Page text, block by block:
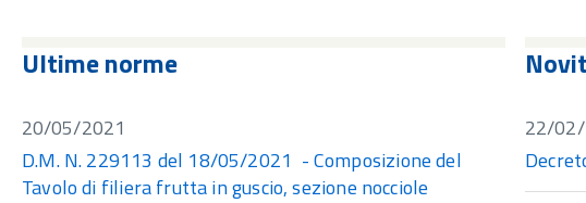
Ultime norme
20/05/2021
D.M. N. 229113 del 18/05/2021 - Composizione del
Tavolo di filiera frutta in guscio, sezione nocciole
22/